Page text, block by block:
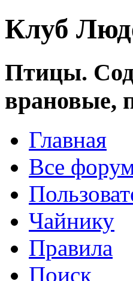
Клуб
Птицы.
врановые,
Главная
Все
Чайнику
Правила
Поиск